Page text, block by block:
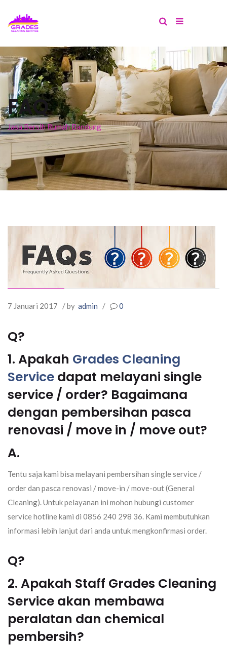
FAQ
Jasa Bersih Rumah Bandung
7 Januari 2017 / by admin / 0
Q?
1. Apakah Grades Cleaning
Service dapat melayani single
service / order? Bagaimana
dengan pembersihan pasca
renovasi / move in / move out?
A.
Tentu saja kami bisa melayani pembersihan single service /
order dan pasca renovasi / move-in / move-out (General
Cleaning). Untuk pelayanan ini mohon hubungi customer
service hotline kami di 0856 240 298 36. Kami membutuhkan
informasi lebih lanjut dari anda untuk mengkonfirmasi order.
Q?
2. Apakah Staff Grades Cleaning
Service akan membawa
peralatan dan chemical
pembersih?